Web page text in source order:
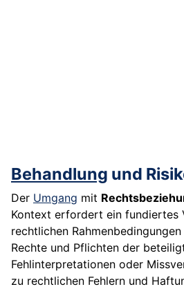
Behandlung und
Der Umgang mit
Kontext erfordert ein fundiertes
rechtlichen
Rechte und Pflichten der
Fehlinterpretationen oder
zu rechtlichen Fehlern und